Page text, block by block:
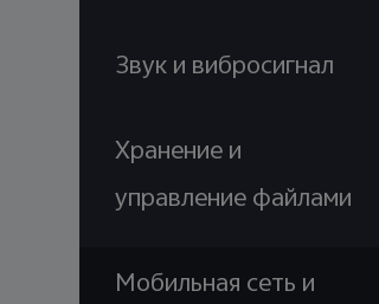
Звук и вибросигнал
Хранение и
управление файлами
Мобильная сеть и